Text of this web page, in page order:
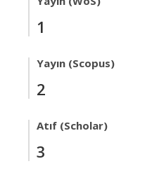
1
Yayın (Scopus)
2
Atıf (Scholar)
3